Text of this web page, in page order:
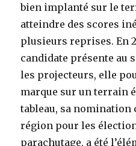
bien implanté sur le
atteindre des scores
plusieurs reprises. En
candidate présente au
les projecteurs, elle
marque sur un terrain
tableau, sa nomination
région pour les
parachutage, a été